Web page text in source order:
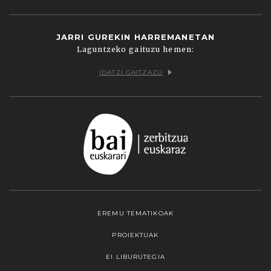
JARRI GUREKIN HARREMANETAN
Laguntzeko gaituzu hemen:
IDATZI GAITZAZU
EREMU TEMATIKOAK
PROIEKTUAK
EI LIBURUTEGIA